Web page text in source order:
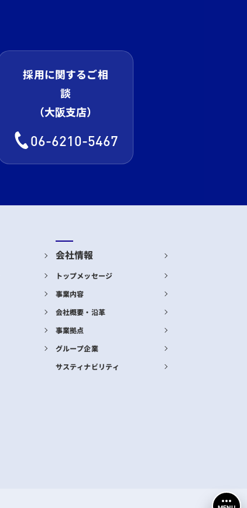
採用に関するご相
談
（大阪支店）
06-6210-5467
会社情報
トップメッセージ
事業内容
会社概要・沿革
事業拠点
グループ企業
サスティナビリティ